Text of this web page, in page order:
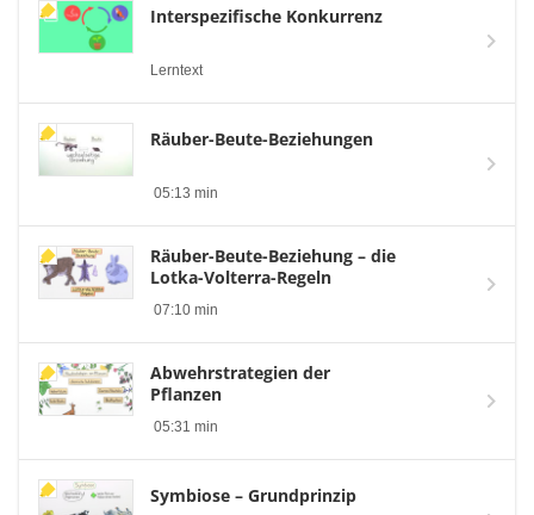
Interspezifische Konkurrenz
Lerntext
Räuber-Beute-Beziehungen
05:13 min
Räuber-Beute-Beziehung – die
Lotka-Volterra-Regeln
07:10 min
Abwehrstrategien der
Pflanzen
05:31 min
Symbiose – Grundprinzip